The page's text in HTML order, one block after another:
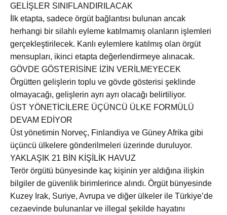
GELİŞLER SINIFLANDIRILACAK
İlk etapta, sadece örgüt bağlantısı bulunan ancak
herhangi bir silahlı eyleme katılmamış olanların işlemleri
gerçekleştirilecek. Kanlı eylemlere katılmış olan örgüt
mensupları, ikinci etapta değerlendirmeye alınacak.
GÖVDE GÖSTERİSİNE İZİN VERİLMEYECEK
Örgütten gelişlerin toplu ve gövde gösterisi şeklinde
olmayacağı, gelişlerin ayrı ayrı olacağı belirtiliyor.
ÜST YÖNETİCİLERE ÜÇÜNCÜ ÜLKE FORMÜLÜ
DEVAM EDİYOR
Üst yönetimin Norveç, Finlandiya ve Güney Afrika gibi
üçüncü ülkelere gönderilmeleri üzerinde duruluyor.
YAKLAŞIK 21 BİN KİŞİLİK HAVUZ
Terör örgütü bünyesinde kaç kişinin yer aldığına ilişkin
bilgiler de güvenlik birimlerince alındı. Örgüt bünyesinde
Kuzey Irak, Suriye, Avrupa ve diğer ülkeler ile Türkiye’de
cezaevinde bulunanlar ve illegal şekilde hayatını